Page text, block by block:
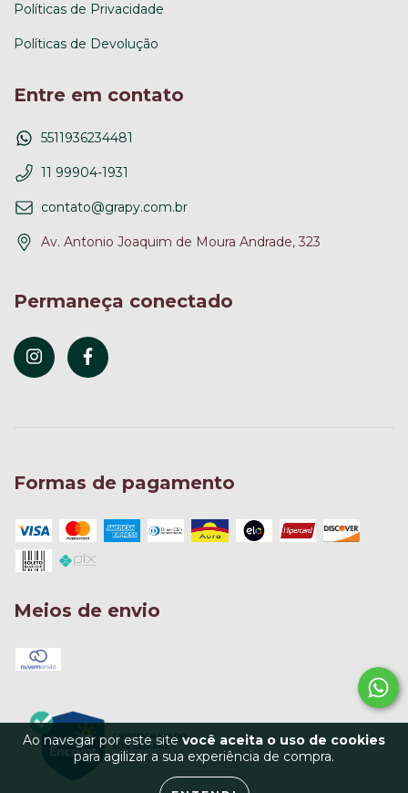
Ao navegar por este site você aceita o uso de cookies
para agilizar a sua experiência de compra.
Políticas de Privacidade
Políticas de Devolução
Entre em contato
5511936234481
11 99904-1931
contato@grapy.com.br
Av. Antonio Joaquim de Moura Andrade, 323
Permaneça conectado
Formas de pagamento
Meios de envio